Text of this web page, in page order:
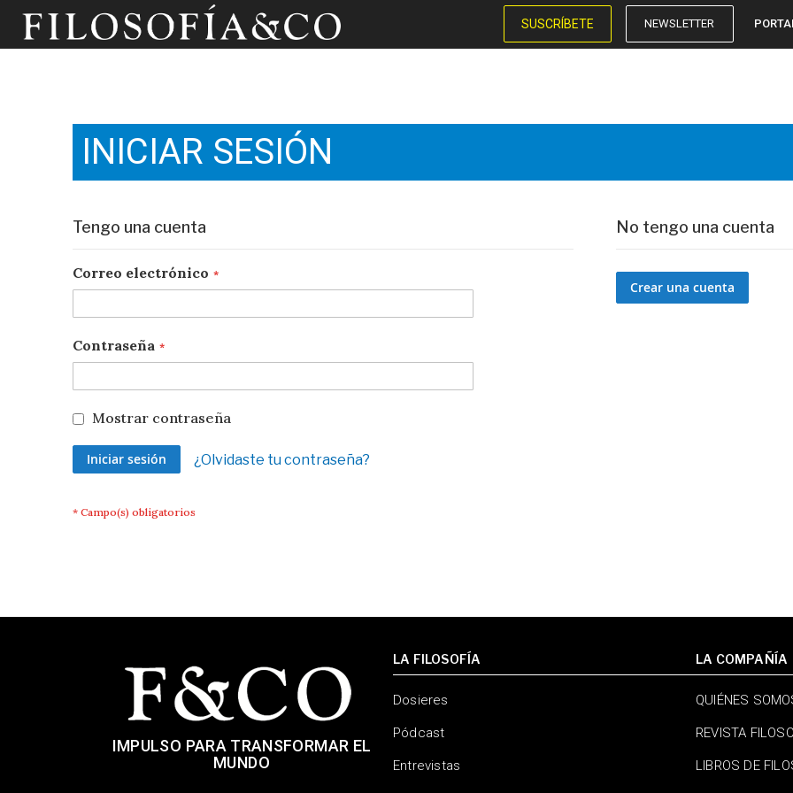
SUSCRÍBETE NEWSLETTER
INICIAR SESIÓN
Tengo una cuenta
Correo electrónico
Contraseña
Mostrar contraseña
Iniciar sesión ¿Olvidaste tu contraseña?
No tengo una cuenta
Crear una cuenta
IMPULSO PARA TRANSFORMAR EL
MUNDO
LA FILOSOFÍA
Dosieres
Pódcast
Entrevistas
LA COMPAÑÍA
QUIÉNES
REVISTA
LIBROS DE